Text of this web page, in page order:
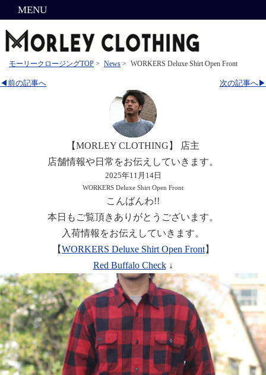
MENU
モーリークロージングTOP > News > WORKERS Deluxe Shirt Open Front
次の記事へ▶
◀前の記事へ
【MORLEY CLOTHING】 店主
店舗情報や日常をお伝えしていきます。
2025年11月14日
WORKERS Deluxe Shirt Open Front
こんばんわ!!
本日もご覧頂きありがとうございます。
入荷情報をお伝えしていきます。
【WORKERS Deluxe Shirt Open Front】
Red Buffalo Check↓